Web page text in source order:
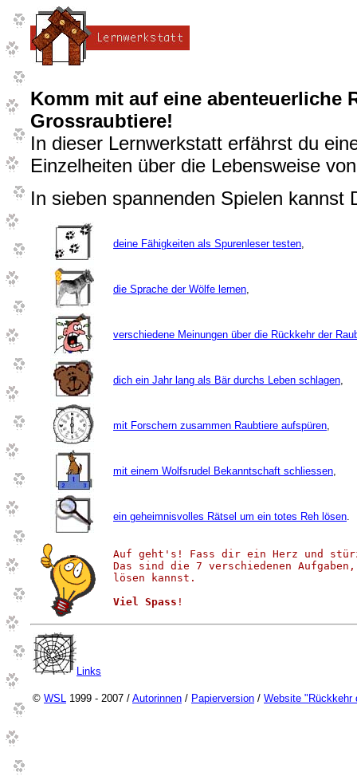
Komm mit auf eine abenteuerliche
Grossraubtiere!
In dieser Lernwerkstatt erfährst du
Einzelheiten über die Lebensweise
In sieben spannenden Spielen kannst
deine Fähigkeiten als Spurenleser testen,
die Sprache der Wölfe lernen,
verschiedene Meinungen über die Rückkehr der
dich ein Jahr lang als Bär durchs Leben schlagen,
mit Forschern zusammen Raubtiere aufspüren,
mit einem Wolfsrudel Bekanntschaft schliessen,
ein geheimnisvolles Rätsel um ein totes Reh lösen.
Auf geht's! Fass dir ein Herz und
Das sind die 7 verschiedenen
lösen kannst.
Viel Spass !
Links
© WSL 1999 - 2007 / Autorinnen / Papierversion / Website "Rückkehr